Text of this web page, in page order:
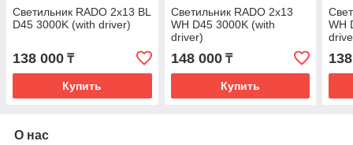
Светильник RADO 2x13 BL
D45 3000K (with driver)
138 000 ₸
Купить
Светильник RADO 2x13
WH D45 3000K (with
driver)
148 000₸
Купить
WH
О нас